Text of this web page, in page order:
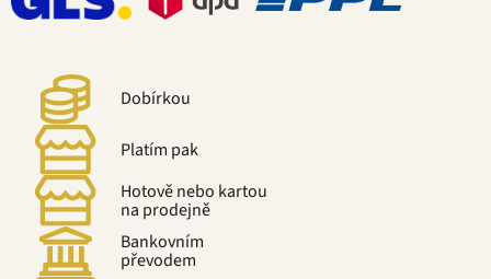
Dobírkou
Platím pak
Hotově nebo kartou
na prodejně
Bankovním
převodem